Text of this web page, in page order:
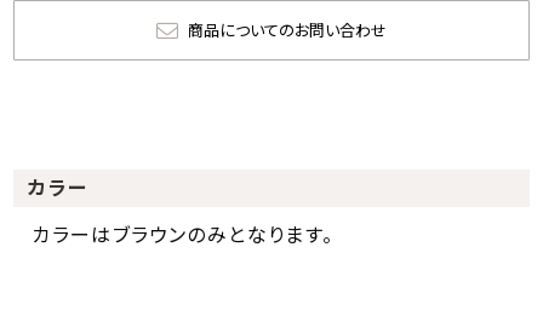
商品についてのお問い合わせ
カラー
カラーはブラウンのみとなります。